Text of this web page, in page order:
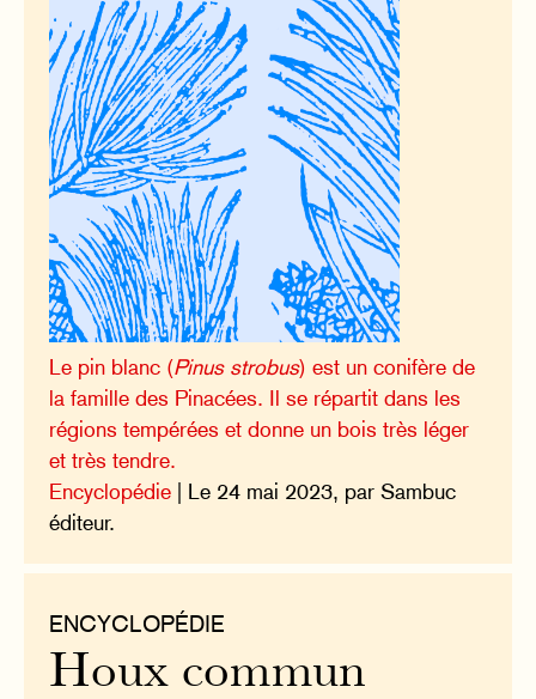
Le pin blanc (Pinus strobus) est un conifère de
la famille des Pinacées. Il se répartit dans les
régions tempérées et donne un bois très léger
et très tendre.
Encyclopédie | Le 24 mai 2023, par Sambuc
éditeur.
ENCYCLOPÉDIE
Houx commun